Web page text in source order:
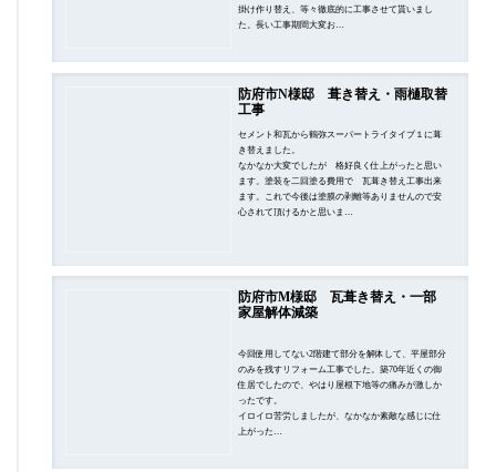
掛け作り替え、等々徹底的に工事させて貰いまし
た。長い工事期間大変お…
防府市N様邸 葺き替え・雨樋取替
工事
セメント和瓦から鶴弥スーパートライタイプ１に葺
き替えました。
なかなか大変でしたが 格好良く仕上がったと思い
ます。塗装を二回塗る費用で 瓦葺き替え工事出来
ます。これで今後は塗膜の剥離等ありませんので安
心されて頂けるかと思いま…
防府市M様邸 瓦葺き替え・一部
家屋解体減築
今回使用してない2階建て部分を解体して、平屋部分
のみを残すリフォーム工事でした。築70年近くの御
住居でしたので、やはり屋根下地等の痛みが激しか
ったです。
イロイロ苦労しましたが、なかなか素敵な感じに仕
上がった…